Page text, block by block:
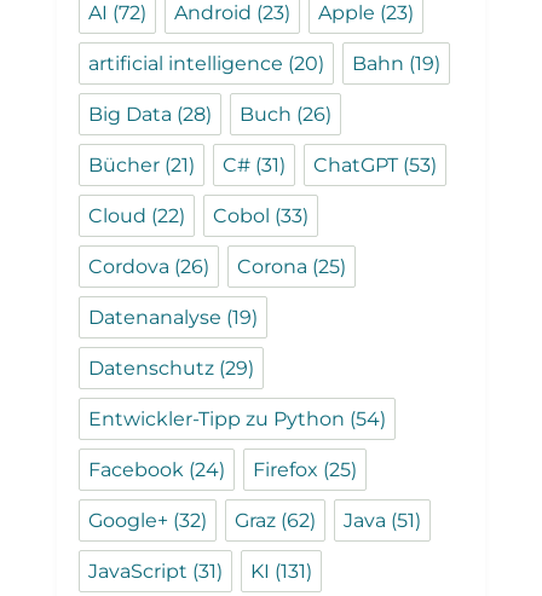
AI (72) Android (23) Apple (23)
artificial intelligence (20) Bahn (19)
Big Data (28) Buch (26)
Bücher (21) C# (31) ChatGPT(53)
Cloud (22) Cobol (33)
Cordova (26) Corona (25)
Datenanalyse (19)
Datenschutz (29)
Entwickler-Tipp zu Python (54)
Facebook (24) Firefox (25)
Google+ (32) Graz (62) Java (51)
JavaScript (31) KI (131)